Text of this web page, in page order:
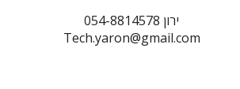
ירון 054-8814578
Tech.yaron@gmail.com